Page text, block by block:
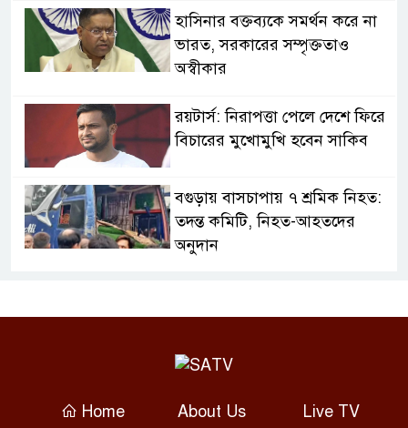
হাসিনার বক্তব্যকে সমর্থন করে না
ভারত, সরকারের সম্পৃক্ততাও
অস্বীকার
রয়টার্স: নিরাপত্তা পেলে দেশে ফিরে
বিচারের মুখোমুখি হবেন সাকিব
বগুড়ায় বাসচাপায় ৭ শ্রমিক নিহত:
তদন্ত কমিটি, নিহত-আহতদের
অনুদান
সরকারের গড়িমসির অভিযোগ
‘মালিক’
Home About Us Live TV